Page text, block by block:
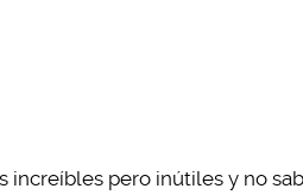
increíbles pero inútiles y no